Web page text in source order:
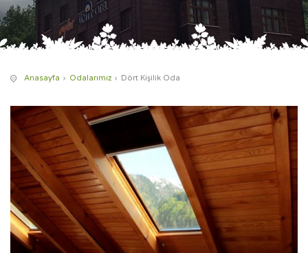
Anasayfa Odalarımız Dört Kişilik Oda